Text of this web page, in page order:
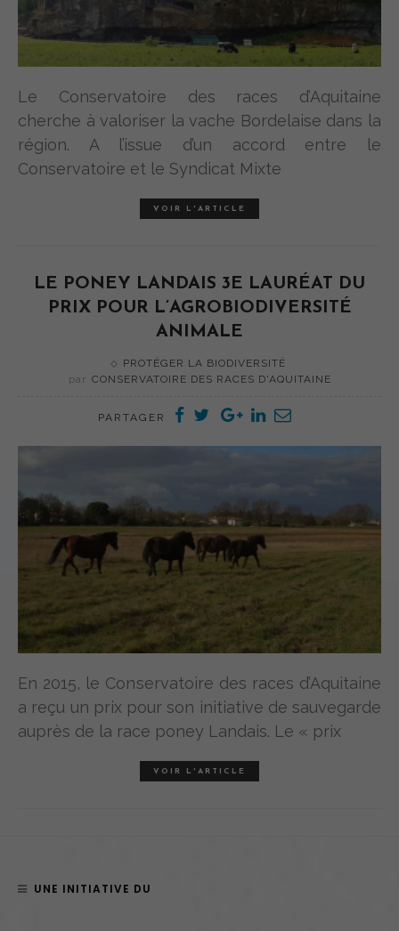
Le Conservatoire des races d’Aquitaine
cherche à valoriser la vache Bordelaise dans la
région. A l’issue d’un accord entre le
Conservatoire et le Syndicat Mixte
VOIR L'ARTICLE
LE PONEY LANDAIS 3E LAURÉAT DU
PRIX POUR L’AGROBIODIVERSITÉ
ANIMALE
PROTÉGER LA BIODIVERSITÉ
par CONSERVATOIRE DES RACES D'AQUITAINE
PARTAGER
En 2015, le Conservatoire des races d’Aquitaine
a reçu un prix pour son initiative de sauvegarde
auprès de la race poney Landais. Le « prix
VOIR L'ARTICLE
UNE INITIATIVE DU